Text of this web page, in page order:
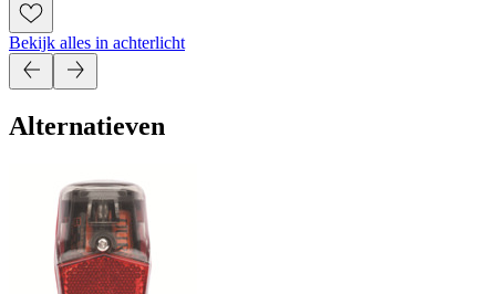
Bekijk alles in achterlicht
Alternatieven